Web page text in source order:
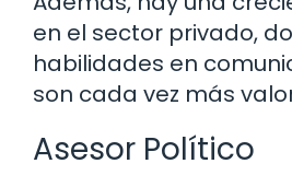
en el sector privado,
habilidades en
son cada vez más
Asesor Político